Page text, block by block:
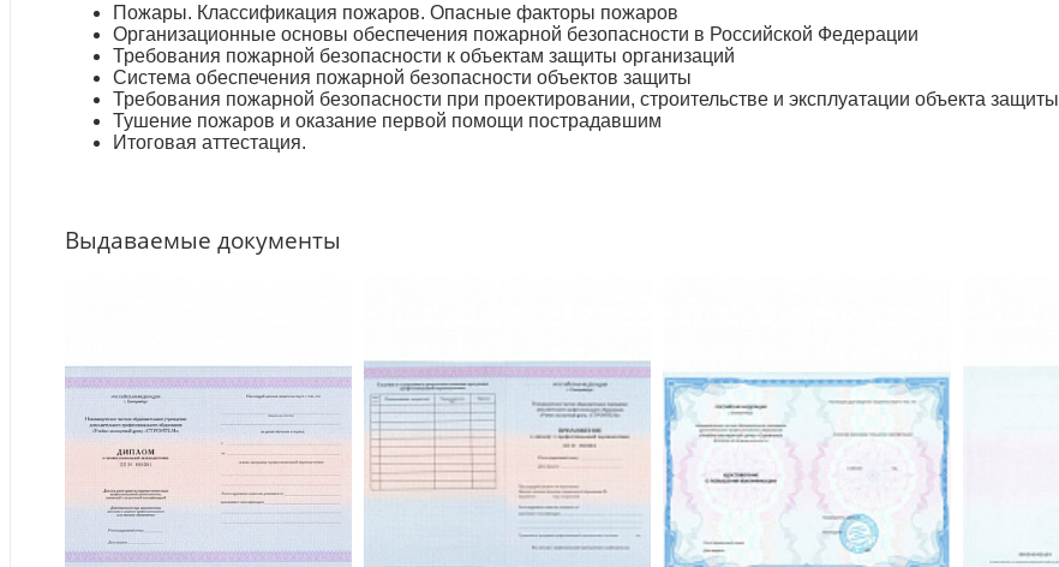
Пожары. Классификация пожаров. Опасные факторы пожаров
Организационные основы обеспечения пожарной безопасности в Российской Федерации
Требования пожарной безопасности к объектам защиты организаций
Система обеспечения пожарной безопасности объектов защиты
Требования пожарной безопасности при проектировании, строительстве и эксплуатации объекта защиты
Тушение пожаров и оказание первой помощи пострадавшим
Итоговая аттестация.
Выдаваемые документы